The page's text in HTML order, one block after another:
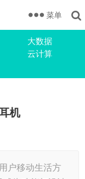
大数据
云计算
菜单
机
户移动生活方